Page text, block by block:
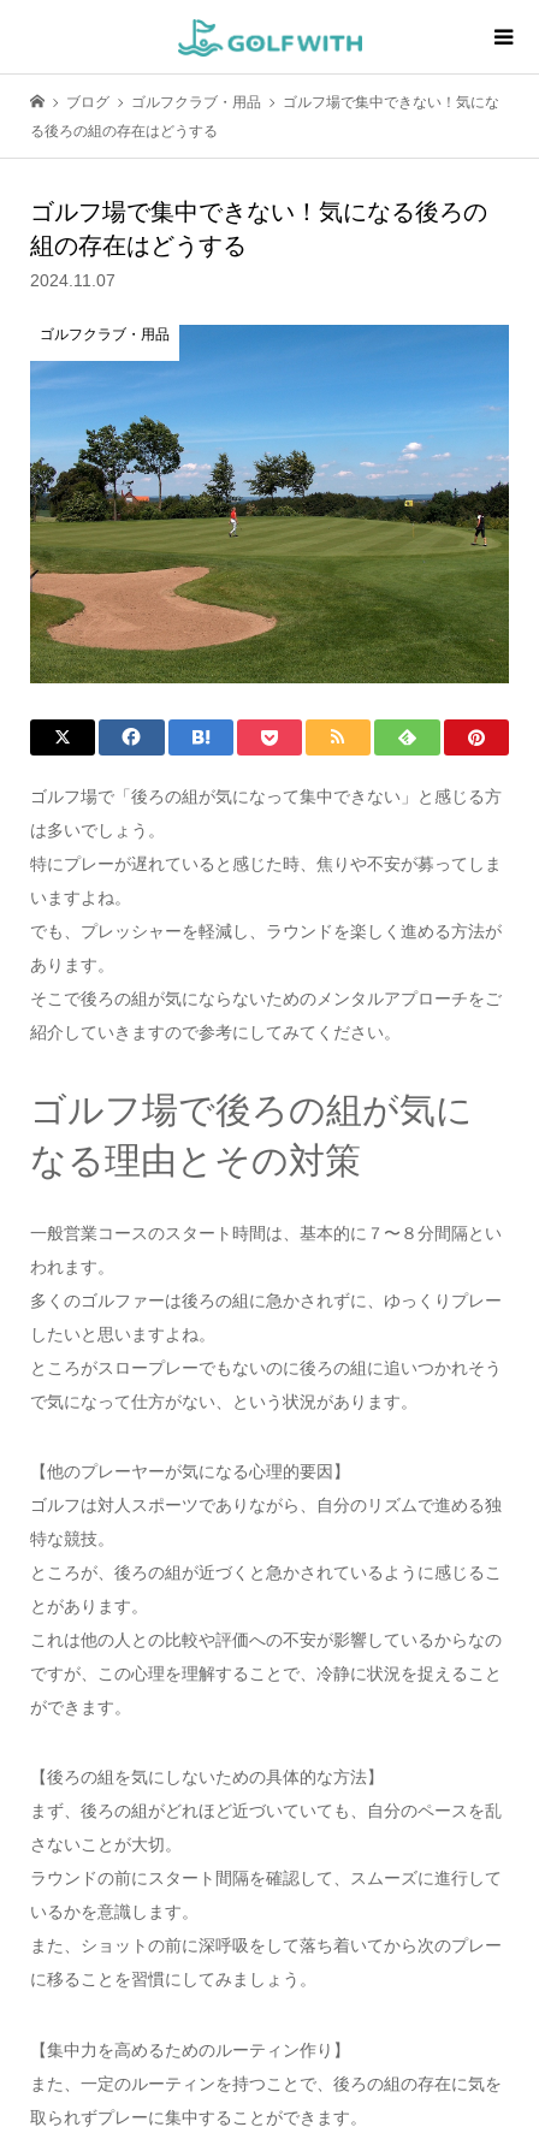
ブログ ゴルフクラブ・用品
ゴルフ場で集中できない！気にな
る後ろの組の存在はどうする
ゴルフ場で集中できない！気になる後ろの
組の存在はどうする
2024.11.07
ゴルフクラブ・用品
ゴルフ場で「後ろの組が気になって集中できない」と感じる方
は多いでしょう。
特にプレーが遅れていると感じた時、焦りや不安が募ってしま
いますよね。
でも、プレッシャーを軽減し、ラウンドを楽しく進める方法が
あります。
そこで後ろの組が気にならないためのメンタルアプローチをご
紹介していきますので参考にしてみてください。
ゴルフ場で後ろの組が気に
なる理由とその対策
一般営業コースのスタート時間は、基本的に７〜８分間隔とい
われます。
多くのゴルファーは後ろの組に急かされずに、ゆっくりプレー
したいと思いますよね。
ところがスロープレーでもないのに後ろの組に追いつかれそう
で気になって仕方がない、という状況があります。
【他のプレーヤーが気になる心理的要因】
ゴルフは対人スポーツでありながら、自分のリズムで進める独
特な競技。
ところが、後ろの組が近づくと急かされているように感じるこ
とがあります。
これは他の人との比較や評価への不安が影響しているからなの
ですが、この心理を理解することで、冷静に状況を捉えること
ができます。
【後ろの組を気にしないための具体的な方法】
まず、後ろの組がどれほど近づいていても、自分のペースを乱
さないことが大切。
ラウンドの前にスタート間隔を確認して、スムーズに進行して
いるかを意識します。
また、ショットの前に深呼吸をして落ち着いてから次のプレー
に移ることを習慣にしてみましょう。
【集中力を高めるためのルーティン作り】
また、一定のルーティンを持つことで、後ろの組の存在に気を
取られずプレーに集中することができます。